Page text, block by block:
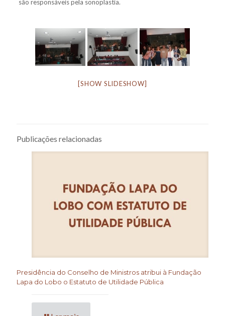
são responsáveis pela sonoplastia.
[SHOW SLIDESHOW]
Publicações relacionadas
Presidência do Conselho de Ministros atribui à Fundação
Lapa do Lobo o Estatuto de Utilidade Pública